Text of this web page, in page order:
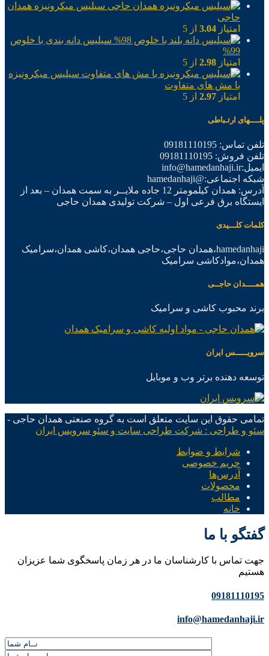
سیلیس میکرونیزه همدان
حاجی
امتیاز 3.04 از 5
سیلیس دانه بندی با خلوص
99%
امتیاز 2.98 از 5
سیلیس میکرونیزه
با مش های متفاوت
امتیاز 2.97 از 5
پلــــهای ارتـباطی
تلفن تماس: 09181110195
تلفن فروش: 09181110195
ایمیل:info@hamedanhaji.ir
شبکه اجتماعی:@hamedanhaji
آدرس: همدان کیلمومتر 12 جاده ملایــر به سمت همدان – بعد از
ایستگاه برق فرعی اول – شرکت تولیدی همدان حاجی
کلمات کلـــیدی
hamedanhaji،همدان حاجی،حاجی همدان،کاشی همدان،سرامیک
همدان،موادکاشی سرامیک
همــــدان حاجــی
برند محبوب کاشی و سرامیک
سرویـــــس ایران
توسعه دهنده برتر وب و موبایل
تمامی حقوق این سایت متعلق است به گروه صنعتی همدان حاجی -
سئو و طراحی : شرکت طراحی سایت و سئو سرویس ایران
شرایط و ضوابط
حریم خصوصی
آدرس‌ها
محصولات
مطالب
خانه
گفتگو با ما
جهت تماس با کارشناسان ما در هر زمان پاسخگوی شما عزیزان
هستیم
09181110195
info@hamedanhaji.ir